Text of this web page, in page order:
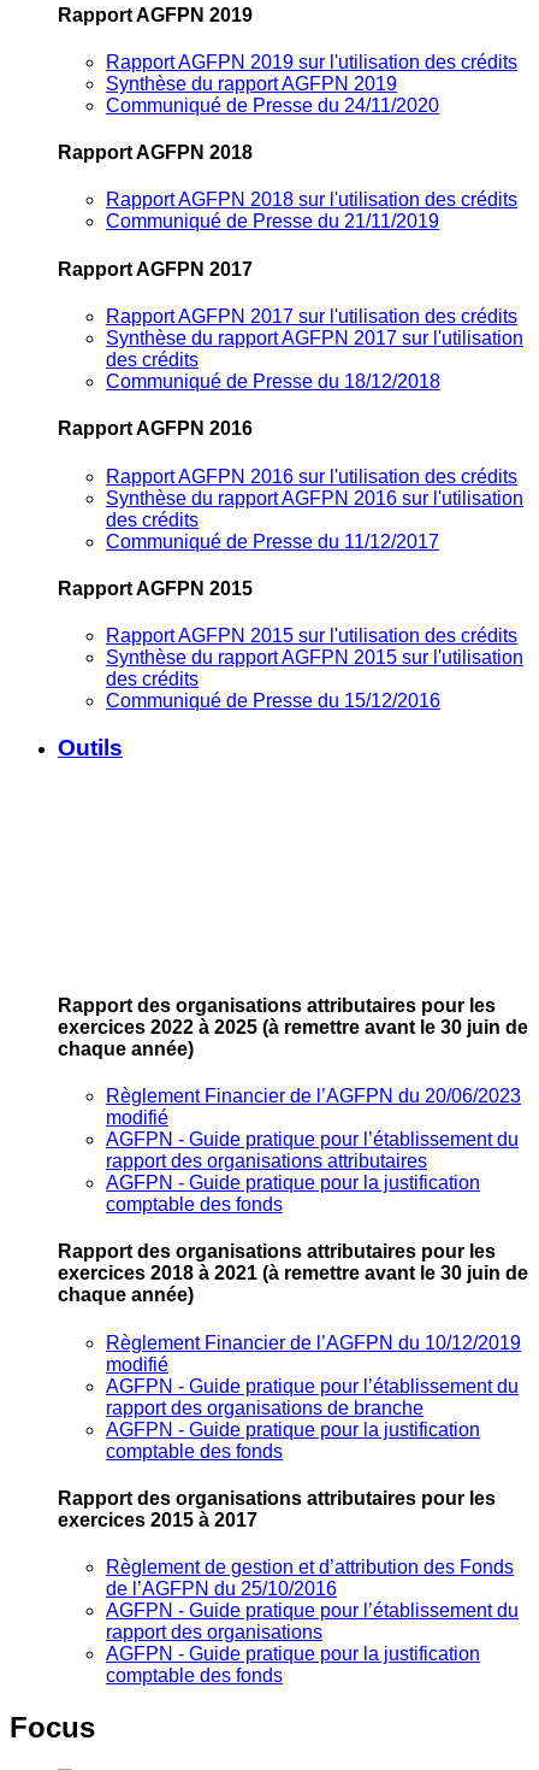
Rapport AGFPN 2019
Rapport AGFPN 2019 sur l'utilisation des crédits
Synthèse du rapport AGFPN 2019
Communiqué de Presse du 24/11/2020
Rapport AGFPN 2018
Rapport AGFPN 2018 sur l'utilisation des crédits
Communiqué de Presse du 21/11/2019
Rapport AGFPN 2017
Rapport AGFPN 2017 sur l'utilisation des crédits
Synthèse du rapport AGFPN 2017 sur l'utilisation
des crédits
Communiqué de Presse du 18/12/2018
Rapport AGFPN 2016
Rapport AGFPN 2016 sur l'utilisation des crédits
Synthèse du rapport AGFPN 2016 sur l'utilisation
des crédits
Communiqué de Presse du 11/12/2017
Rapport AGFPN 2015
Rapport AGFPN 2015 sur l'utilisation des crédits
Synthèse du rapport AGFPN 2015 sur l'utilisation
des crédits
Communiqué de Presse du 15/12/2016
Outils
Rapport des organisations attributaires pour les
exercices 2022 à 2025 (à remettre avant le 30 juin de
chaque année)
Règlement Financier de l’AGFPN du 20/06/2023
modifié
AGFPN ‐ Guide pratique pour l’établissement du
rapport des organisations attributaires
AGFPN ‐ Guide pratique pour la justification
comptable des fonds
Rapport des organisations attributaires pour les
exercices 2018 à 2021 (à remettre avant le 30 juin de
chaque année)
Règlement Financier de l’AGFPN du 10/12/2019
modifié
AGFPN ‐ Guide pratique pour l’établissement du
rapport des organisations de branche
AGFPN ‐ Guide pratique pour la justification
comptable des fonds
Rapport des organisations attributaires pour les
exercices 2015 à 2017
Règlement de gestion et d’attribution des Fonds
de l’AGFPN du 25/10/2016
AGFPN ‐ Guide pratique pour l’établissement du
rapport des organisations
AGFPN ‐ Guide pratique pour la justification
comptable des fonds
Focus